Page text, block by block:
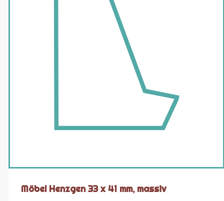
Möbel Henzgen 33 x 41 mm, massiv